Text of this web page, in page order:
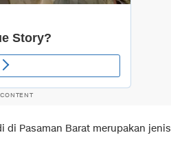
di Pasaman Barat merupakan jenis